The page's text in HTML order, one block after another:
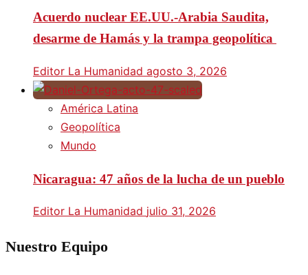
Acuerdo nuclear EE.UU.-Arabia Saudita,
desarme de Hamás y la trampa geopolítica
Editor La Humanidad agosto 3, 2026
América Latina
Geopolítica
Mundo
Nicaragua: 47 años de la lucha de un pueblo
Editor La Humanidad julio 31, 2026
Nuestro Equipo